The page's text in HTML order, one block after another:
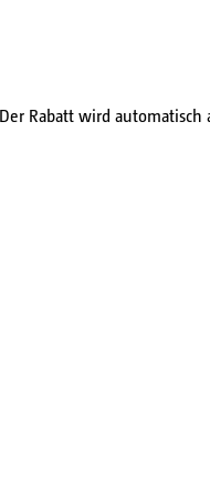
Rabatt wird automatisch